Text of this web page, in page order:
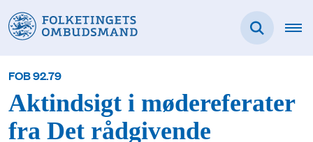
FOB 92.79
Aktindsigt i mødereferater
fra Det rådgivende